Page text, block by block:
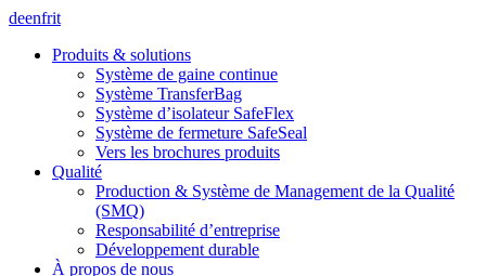
deenfrit
Produits & solutions
Système de gaine continue
Système TransferBag
Système d’isolateur SafeFlex
Système de fermeture SafeSeal
Vers les brochures produits
Qualité
Production & Système de Management de la Qualité
(SMQ)
Responsabilité d’entreprise
Développement durable
À propos de nous